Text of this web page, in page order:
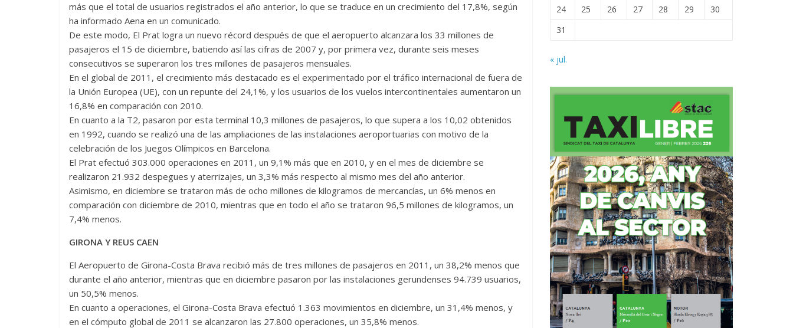
más que el total de usuarios registrados el año anterior, lo que se traduce en un crecimiento del 17,8%, según
ha informado Aena en un comunicado.
De este modo, El Prat logra un nuevo récord después de que el aeropuerto alcanzara los 33 millones de
pasajeros el 15 de diciembre, batiendo así las cifras de 2007 y, por primera vez, durante seis meses
consecutivos se superaron los tres millones de pasajeros mensuales.
En el global de 2011, el crecimiento más destacado es el experimentado por el tráfico internacional de fuera de
la Unión Europea (UE), con un repunte del 24,1%, y los usuarios de los vuelos intercontinentales aumentaron un
16,8% en comparación con 2010.
En cuanto a la T2, pasaron por esta terminal 10,3 millones de pasajeros, lo que supera a los 10,02 obtenidos
en 1992, cuando se realizó una de las ampliaciones de las instalaciones aeroportuarias con motivo de la
celebración de los Juegos Olímpicos en Barcelona.
El Prat efectuó 303.000 operaciones en 2011, un 9,1% más que en 2010, y en el mes de diciembre se
realizaron 21.932 despegues y aterrizajes, un 3,3% más respecto al mismo mes del año anterior.
Asimismo, en diciembre se trataron más de ocho millones de kilogramos de mercancías, un 6% menos en
comparación con diciembre de 2010, mientras que en todo el año se trataron 96,5 millones de kilogramos, un
7,4% menos.
GIRONA Y REUS CAEN
El Aeropuerto de Girona-Costa Brava recibió más de tres millones de pasajeros en 2011, un 38,2% menos que
durante el año anterior, mientras que en diciembre pasaron por las instalaciones gerundenses 94.739 usuarios,
un 50,5% menos.
En cuanto a operaciones, el Girona-Costa Brava efectuó 1.363 movimientos en diciembre, un 31,4% menos, y
en el cómputo global de 2011 se alcanzaron las 27.800 operaciones, un 35,8% menos.
24
25 26 27 28 29
30
31
« jul.